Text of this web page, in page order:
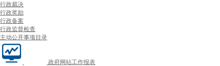
行政裁决
行政奖励
行政备案
行政监督检查
主动公开事项目录
政府网站工作报表